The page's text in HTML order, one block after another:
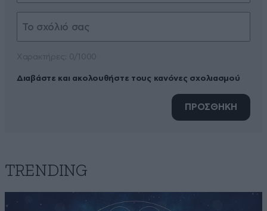
Διαβάστε και ακολουθήστε τους κανόνες σχολιασμού
ΠΡΟΣΘΗΚΗ
TRENDING